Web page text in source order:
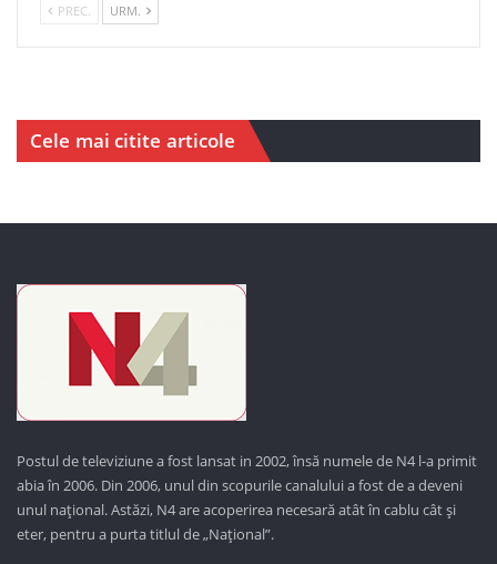
PREC. URM.
Cele mai citite articole
Postul de televiziune a fost lansat in 2002, însă numele de N4 l-a primit
abia în 2006. Din 2006, unul din scopurile canalului a fost de a deveni
unul național. Astăzi, N4 are acoperirea necesară atât în cablu cât și
eter, pentru a purta titlul de „Național”.